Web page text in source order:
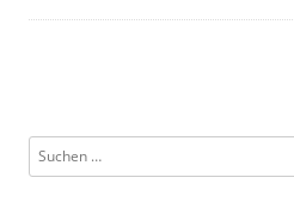
Suchen
nach: